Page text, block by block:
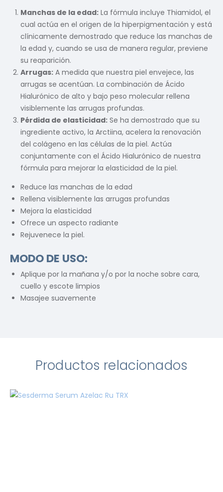
Manchas de la edad: La fórmula incluye Thiamidol, el
cual actúa en el origen de la hiperpigmentación y está
clínicamente demostrado que reduce las manchas de
la edad y, cuando se usa de manera regular, previene
su reaparición.
Arrugas: A medida que nuestra piel envejece, las
arrugas se acentúan. La combinación de Ácido
Hialurónico de alto y bajo peso molecular rellena
visiblemente las arrugas profundas.
Pérdida de elasticidad: Se ha demostrado que su
ingrediente activo, la Arctiina, acelera la renovación
del colágeno en las células de la piel. Actúa
conjuntamente con el Ácido Hialurónico de nuestra
fórmula para mejorar la elasticidad de la piel.
Reduce las manchas de la edad
Rellena visiblemente las arrugas profundas
Mejora la elasticidad
Ofrece un aspecto radiante
Rejuvenece la piel.
MODO DE USO:
Aplique por la mañana y/o por la noche sobre cara,
cuello y escote limpios
Masajee suavemente
Productos relacionados